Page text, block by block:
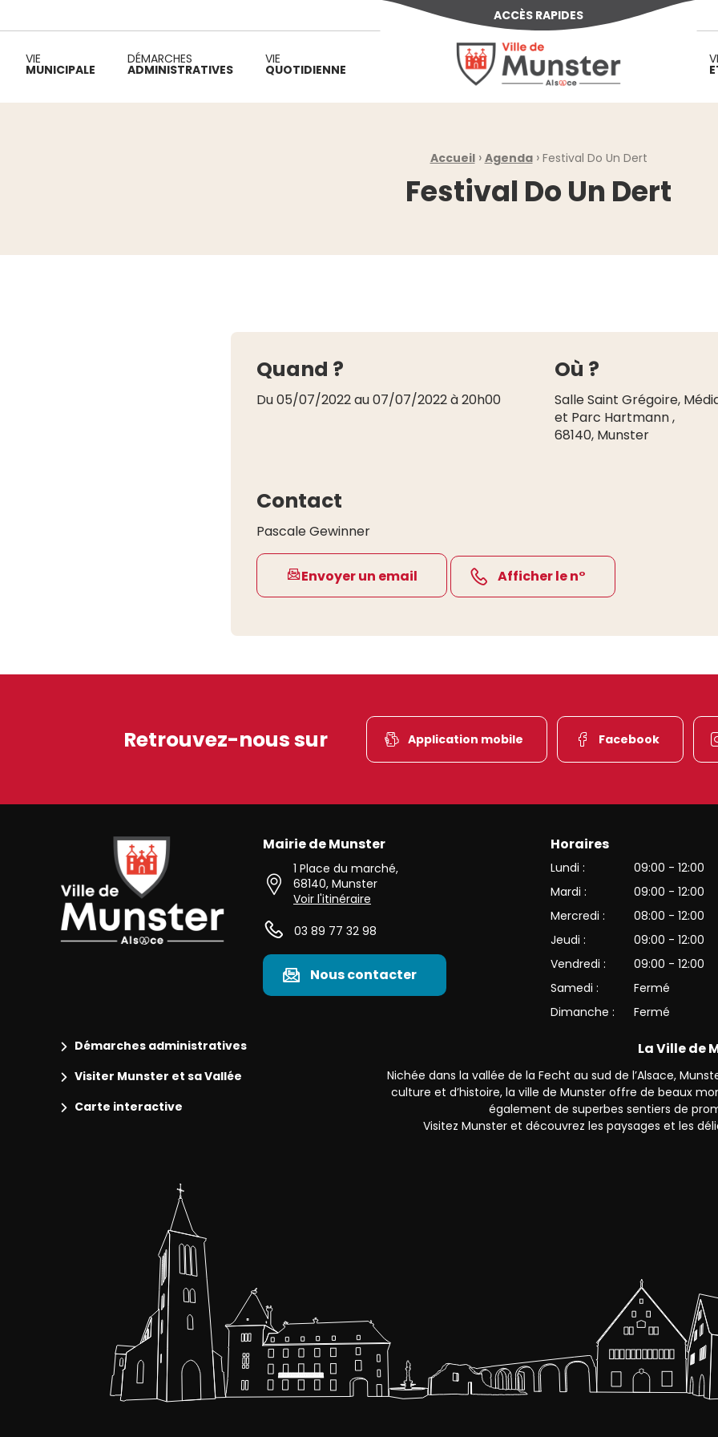
ACCÈS RAPIDES
Ville de Munster (Alsace) Située au cœur
VIE
MUNICIPALE
DÉMARCHES
ADMINISTRATIVES
VIE
QUOTIDIENNE
Accueil › Agenda › Festival Do Un Dert
Festival Do Un Dert
Quand ?
Du 05/07/2022 au 07/07/2022 à 20h00
Où ?
Salle Saint Grégoire,
et Parc Hartmann,
68140, Munster
Contact
Pascale Gewinner
Envoyer un email Afficher le n°
Retrouvez-nous sur Application mobile Facebook
Ville de Munster (Alsace) Située au cœur de l’Alsace et de l’une des plus belles vallées du versant alsacien des
Mairie de Munster
1 Place du marché,
68140, Munster
Voir l'itinéraire
03 89 77 32 98
Nous contacter
Horaires
Lundi : 09:00 - 12:00
Mardi :
09:00 - 12:00
Mercredi :
08:00 - 12:00
Jeudi :
09:00 - 12:00
Vendredi :
09:00 - 12:00
Samedi :
Fermé
Dimanche :
Fermé
Démarches administratives
Visiter Munster et sa Vallée
Carte interactive
La Ville de
Nichée dans la vallée de la Fecht au sud de l’Alsace,
culture et d’histoire, la ville de Munster offre de beaux
également de superbes sentiers de
Visitez Munster et découvrez les paysages et les